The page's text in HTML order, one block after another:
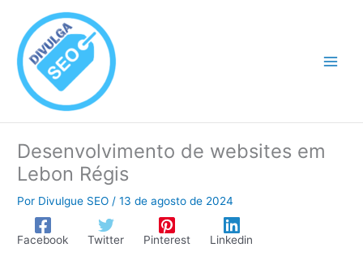
conteúdo
Desenvolvimento de websites em
Lebon Régis
Por Divulgue SEO /13 de agosto de 2024
Facebook Twitter Pinterest Linkedin